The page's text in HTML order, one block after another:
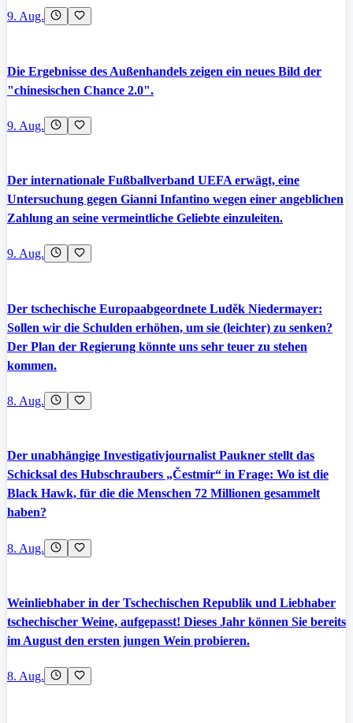
9. Aug.
Die Ergebnisse des Außenhandels zeigen ein neues Bild der
"chinesischen Chance 2.0".
9. Aug.
Der internationale Fußballverband UEFA erwägt, eine
Untersuchung gegen Gianni Infantino wegen einer angeblichen
Zahlung an seine vermeintliche Geliebte einzuleiten.
9. Aug.
Der tschechische Europaabgeordnete Luděk Niedermayer:
Sollen wir die Schulden erhöhen, um sie (leichter) zu senken?
Der Plan der Regierung könnte uns sehr teuer zu stehen
kommen.
8. Aug.
Der unabhängige Investigativjournalist Paukner stellt das
Schicksal des Hubschraubers „Čestmír“ in Frage: Wo ist die
Black Hawk, für die die Menschen 72 Millionen gesammelt
haben?
8. Aug.
Weinliebhaber in der Tschechischen Republik und Liebhaber
tschechischer Weine, aufgepasst! Dieses Jahr können Sie bereits
im August den ersten jungen Wein probieren.
8. Aug.